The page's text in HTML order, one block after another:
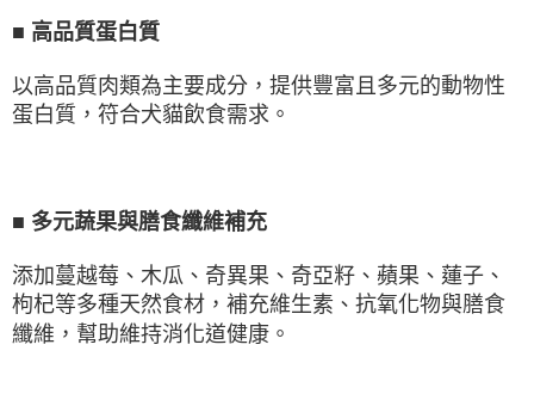
■ 高品質蛋白質
以高品質肉類為主要成分，提供豐富且多元的動物性
蛋白質，符合犬貓飲食需求。
■ 多元蔬果與膳食纖維補充
添加蔓越莓、木瓜、奇異果、奇亞籽、蘋果、蓮子、
枸杞等多種天然食材，補充維生素、抗氧化物與膳食
纖維，幫助維持消化道健康。